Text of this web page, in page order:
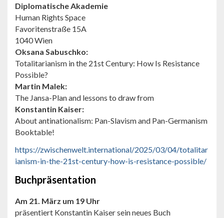
Diplomatische Akademie
Human Rights Space
Favoritenstraße 15A
1040 Wien
Oksana Sabuschko:
Totalitarianism in the 21st Century: How Is Resistance
Possible?
Martin Malek:
The Jansa-Plan and lessons to draw from
Konstantin Kaiser:
About antinationalism: Pan-Slavism and Pan-Germanism
Booktable!
https://zwischenwelt.international/2025/03/04/totalitar
ianism-in-the-21st-century-how-is-resistance-possible/
Buchpräsentation
Am 21. März um 19 Uhr
präsentiert Konstantin Kaiser sein neues Buch